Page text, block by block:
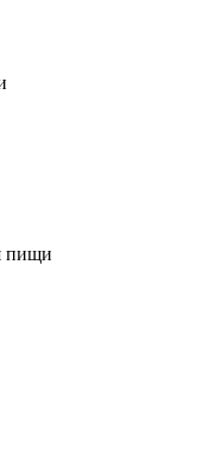
пищи